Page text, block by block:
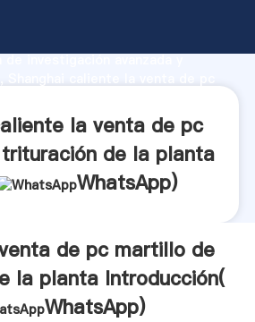
investigación avanzada y
a todos los clientes.
la venta de pc
de la planta
WhatsApp)
de pc martillo de
la planta Introducción(
WhatsApp)